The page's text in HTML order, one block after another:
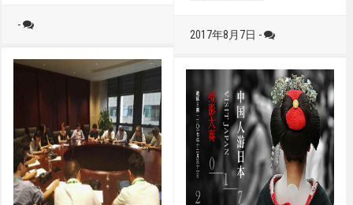
-
2017年8月7日 -